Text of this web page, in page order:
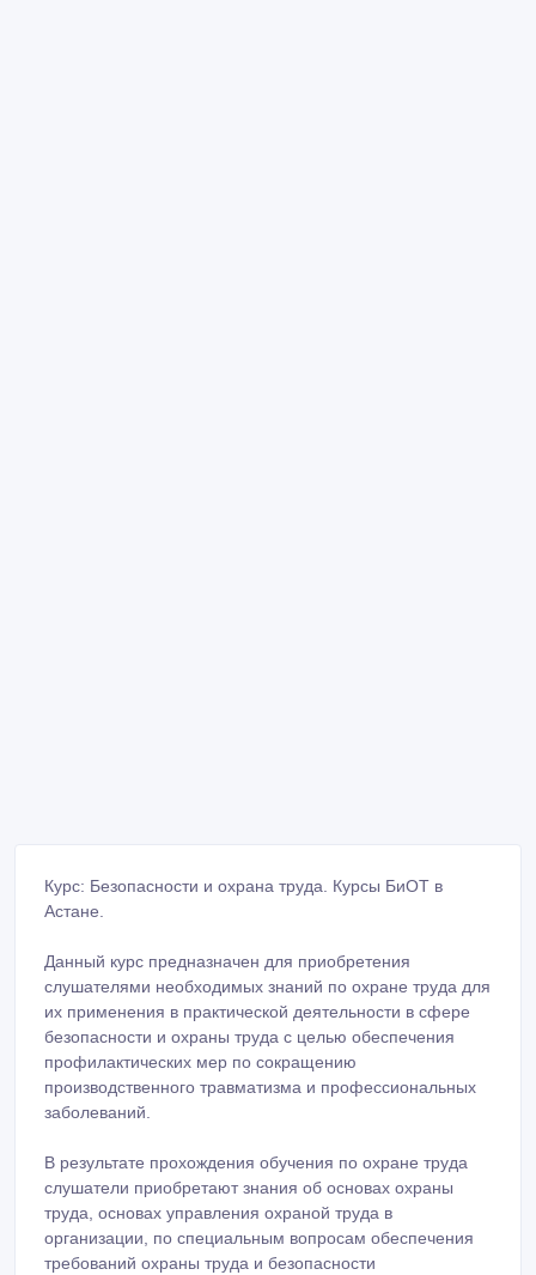
Курс: Безопасности и охрана труда. Курсы БиОТ в
Астане.
Данный курс предназначен для приобретения
слушателями необходимых знаний по охране труда для
их применения в практической деятельности в сфере
безопасности и охраны труда с целью обеспечения
профилактических мер по сокращению
производственного травматизма и профессиональных
заболеваний.
В результате прохождения обучения по охране труда
слушатели приобретают знания об основах охраны
труда, основах управления охраной труда в
организации, по специальным вопросам обеспечения
требований охраны труда и безопасности